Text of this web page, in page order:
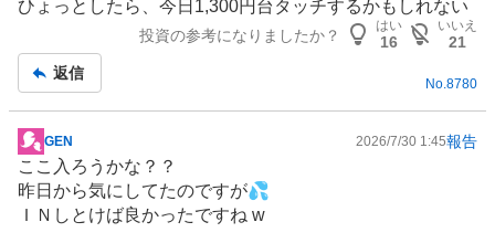
示
事
ひょっとしたら、今日1,300円台タッチするかもしれない
投資の参考になりましたか？
はい
16
いいえ
21
返信
No.8780
掲
示
板
記
GEN 2026/7/30 1:45報告
ここ入ろうかな？？
昨日から気にしてたのですが💦
ＩＮしとけば良かったですね w